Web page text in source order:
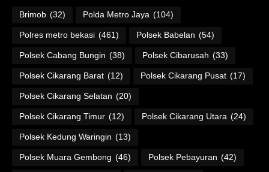
Brimob (32) Polda Metro Jaya (104)
Polres metro bekasi (461) Polsek Babelan (54)
Polsek Cabang Bungin (38) Polsek Cibarusah (33)
Polsek Cikarang Barat (12) Polsek Cikarang Pusat (17)
Polsek Cikarang Selatan (20)
Polsek Cikarang Timur (12) Polsek Cikarang Utara (24)
Polsek Kedung Waringin (13)
Polsek Muara Gembong (46) Polsek Pebayuran (42)